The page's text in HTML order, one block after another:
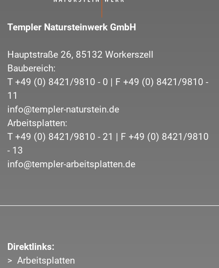
Templer Natursteinwerk GmbH
Hauptstraße 26, 85132 Workerszell
Baubereich:
T +49 (0) 8421/9810 - 0 | F +49 (0) 8421/9810 -
11
info@templer-naturstein.de
Arbeitsplatten:
T +49 (0) 8421/9810 - 21 | F +49 (0) 8421/9810
- 13
info@templer-arbeitsplatten.de
Direktlinks:
Arbeitsplatten